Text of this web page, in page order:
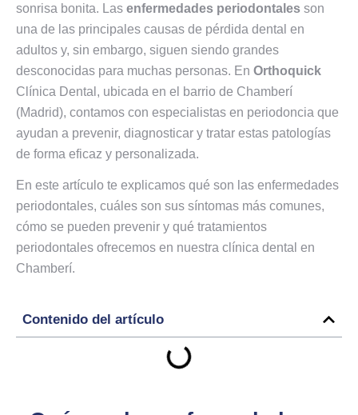
sonrisa bonita. Las enfermedades periodontales son
una de las principales causas de pérdida dental en
adultos y, sin embargo, siguen siendo grandes
desconocidas para muchas personas. En Orthoquick
Clínica Dental, ubicada en el barrio de Chamberí
(Madrid), contamos con especialistas en periodoncia que
ayudan a prevenir, diagnosticar y tratar estas patologías
de forma eficaz y personalizada.
En este artículo te explicamos qué son las enfermedades
periodontales, cuáles son sus síntomas más comunes,
cómo se pueden prevenir y qué tratamientos
periodontales ofrecemos en nuestra clínica dental en
Chamberí.
Contenido del artículo